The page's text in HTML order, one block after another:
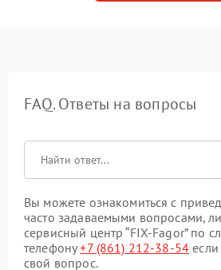
FAQ. Ответы на вопросы
Вы можете ознакомиться с
часто задаваемыми вопросами,
сервисный центр “FIX-Fagor” по
телефону+7 (861) 212-38-54
свой вопрос.